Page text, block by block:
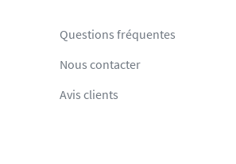
Questions fréquentes
Nous contacter
Avis clients